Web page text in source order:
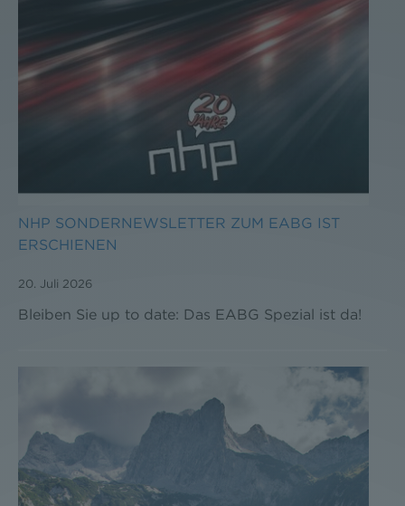
NHP SONDERNEWSLETTER ZUM EABG IST
ERSCHIENEN
20. Juli 2026
Bleiben Sie up to date: Das EABG Spezial ist da!